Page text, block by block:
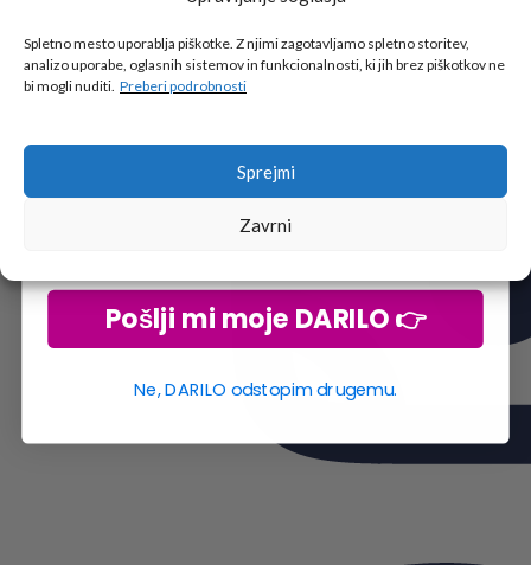
Spletno mesto uporablja piškotke. Z njimi zagotavljamo spletno storitev,
analizo uporabe, oglasnih sistemov in funkcionalnosti, ki jih brez piškotkov ne
bi mogli nuditi. Preberi podrobnosti
Sprejmi
Zavrni
Tukaj je!
🎁 DARILO
Vpiši podatke za prejem darila
Pošlji mi moje DARILO 👉
Ne, DARILO odstopim drugemu.